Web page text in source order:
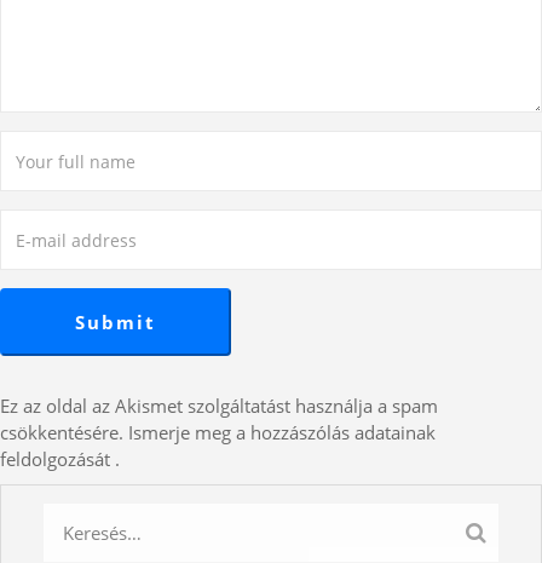
Ez az oldal az Akismet szolgáltatást használja a spam
csökkentésére. Ismerje meg a hozzászólás adatainak
feldolgozását .